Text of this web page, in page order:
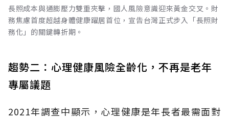
長照成本與通膨壓力雙重夾擊，國人風險意識迎來黃金交叉。財
務焦慮首度超越身體健康躍居首位，宣告台灣正式步入「長照財
務化」的關鍵轉折期。
趨勢二：心理健康風險全齡化，不再是老年
專屬議題
2021年調查中顯示，心理健康是年長者最需面對